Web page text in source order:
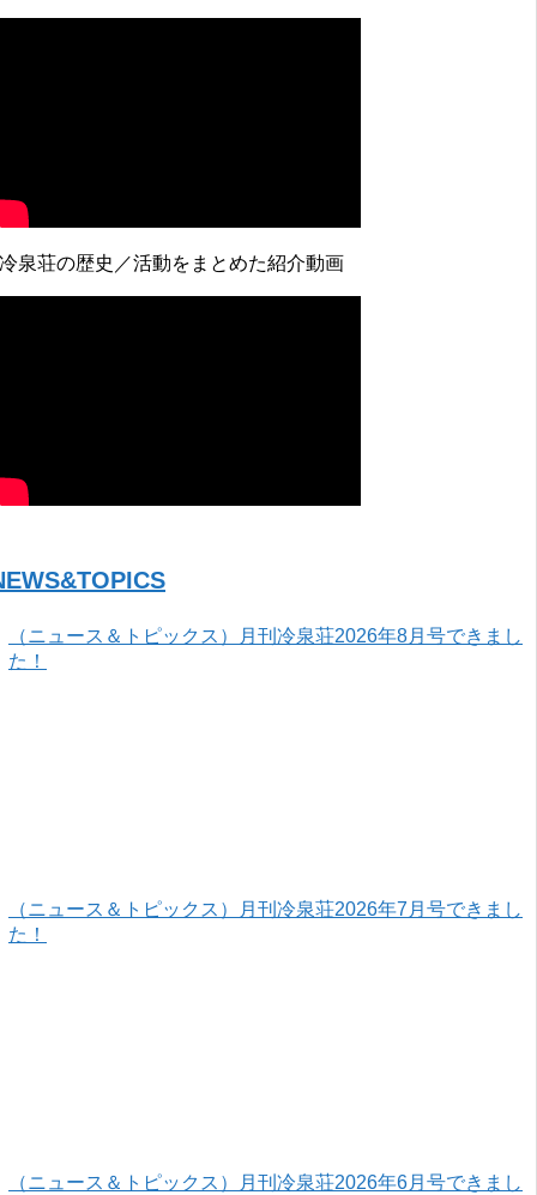
泉荘の歴史／活動をまとめた紹介動画
（ニュース＆トピックス）月刊冷泉荘2026年8月号できまし
た！
（ニュース＆トピックス）月刊冷泉荘2026年7月号できまし
た！
（ニュース＆トピックス）月刊冷泉荘2026年6月号できまし